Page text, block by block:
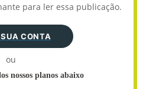
para ler essa publicação.
CONTA
ou
nossos planos abaixo